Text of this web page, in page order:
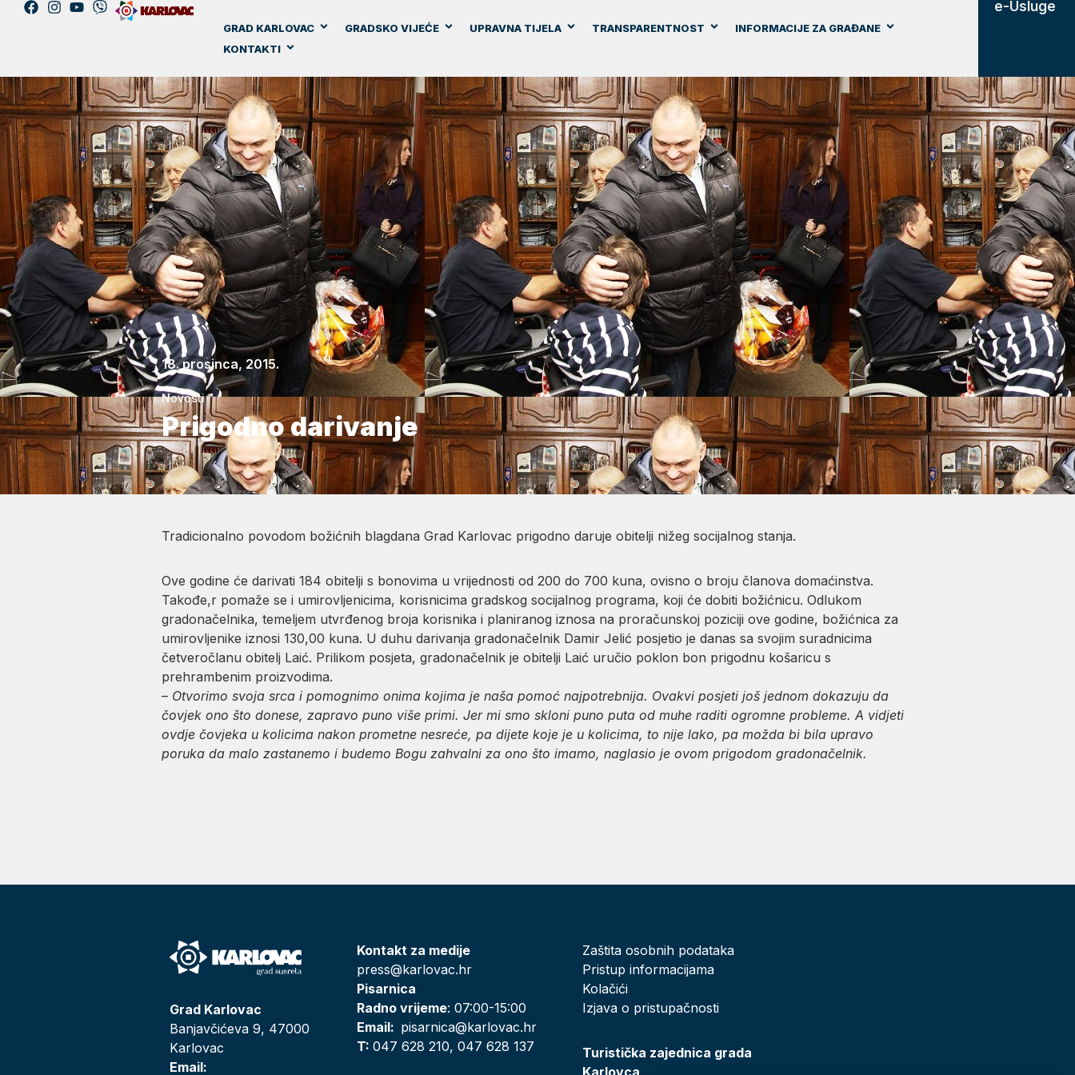
GRAD KARLOVAC GRADSKO VIJEĆE UPRAVNA TIJELA TRANSPARENTNOST
INFORMACIJE ZA GRAĐANE
KONTAKTI
e-Usluge
18. prosinca, 2015.
Novosti
Prigodno darivanje
Tradicionalno povodom božićnih blagdana Grad Karlovac prigodno daruje obitelji nižeg socijalnog stanja.
Ove godine će darivati 184 obitelji s bonovima u vrijednosti od 200 do 700 kuna, ovisno o broju članova domaćinstva.
Takođe,r pomaže se i umirovljenicima, korisnicima gradskog socijalnog programa, koji će dobiti božićnicu. Odlukom
gradonačelnika, temeljem utvrđenog broja korisnika i planiranog iznosa na proračunskoj poziciji ove godine, božićnica za
umirovljenike iznosi 130,00 kuna. U duhu darivanja gradonačelnik Damir Jelić posjetio je danas sa svojim suradnicima
četveročlanu obitelj Laić. Prilikom posjeta, gradonačelnik je obitelji Laić uručio poklon bon prigodnu košaricu s
prehrambenim proizvodima.
–Otvorimo svoja srca i pomognimo onima kojima je naša pomoć najpotrebnija. Ovakvi posjeti još jednom dokazuju da
čovjek ono što donese, zapravo puno više primi. Jer mi smo skloni puno puta od muhe raditi ogromne probleme. A vidjeti
ovdje čovjeka u kolicima nakon prometne nesreće, pa dijete koje je u kolicima, to nije lako, pa možda bi bila upravo
poruka da malo zastanemo i budemo Bogu zahvalni za ono što imamo, naglasio je ovom prigodom gradonačelnik.
Grad Karlovac
Banjavčićeva 9, 47000
Karlovac
Email:
Kontakt za medije
press@karlovac.hr
Pisarnica
Radno vrijeme: 07:00-15:00
Email: pisarnica@karlovac.hr
T:047 628 210, 047 628 137
Zaštita osobnih podataka
Pristup informacijama
Kolačići
Izjava o pristupačnosti
Turistička zajednica grada
Karlovca